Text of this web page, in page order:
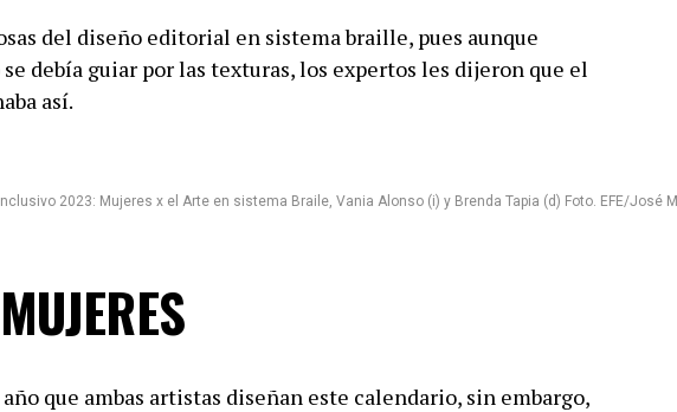
del diseño editorial en sistema braille, pues aunque
se debía guiar por las texturas, los expertos les dijeron que el
así.
2023: Mujeres x el Arte en sistema Braile, Vania Alonso (i) y Brenda Tapia (d) Foto. EFE/José
que ambas artistas diseñan este calendario, sin embargo,